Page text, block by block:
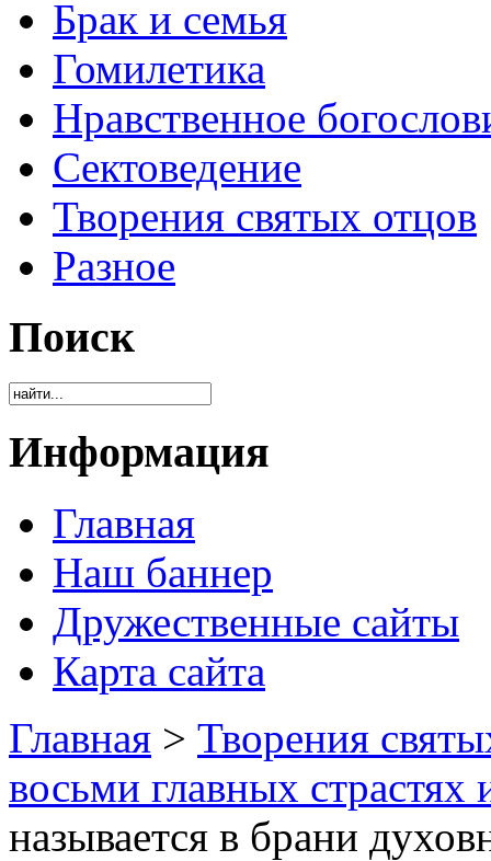
Брак и семья
Гомилетика
Нравственное
Сектоведение
Творения святых отцов
Разное
Поиск
Информация
Главная
Наш баннер
Дружественные сайты
Карта сайта
Главная > Творения
восьми главных
называется в брани